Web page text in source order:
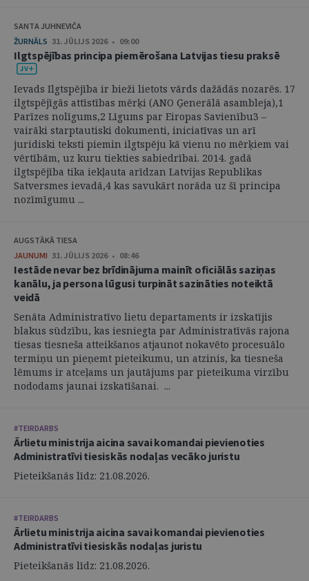
SANTA JUHNEVIČA
ŽURNĀLS 31. JŪLIJS 2026 • 09:00
Ilgtspējības principa piemērošana Latvijas tiesu praksē
Ievads Ilgtspējība ir bieži lietots vārds dažādās nozarēs. 17
ilgtspējīgās attīstības mērķi (ANO Ģenerālā asambleja),1
Parīzes nolīgums,2 Līgums par Eiropas Savienību3 –
vairāki starptautiski dokumenti, iniciatīvas un arī
juridiski teksti piemin ilgtspēju kā vienu no mērķiem vai
vērtībām, uz kuru tiekties sabiedrībai. 2014. gadā
ilgtspējība tika iekļauta arīdzan Latvijas Republikas
Satversmes ievadā,4 kas savukārt norāda uz šī principa
nozīmīgumu ...
AUGSTĀKĀ TIESA
JAUNUMI 31. JŪLIJS 2026 • 08:46
Iestāde nevar bez brīdinājuma mainīt oficiālās saziņas
kanālu, ja persona lūgusi turpināt sazināties noteiktā
veidā
Senāta Administratīvo lietu departaments ir izskatījis
blakus sūdzību, kas iesniegta par Administratīvās rajona
tiesas tiesneša atteikšanos atjaunot nokavēto procesuālo
termiņu un pieņemt pieteikumu, un atzinis, ka tiesneša
lēmums ir atceļams un jautājums par pieteikuma virzību
nododams jaunai izskatīšanai. ...
#TEIRDARBS
Ārlietu ministrija aicina savai komandai pievienoties
Administratīvi tiesiskās nodaļas vecāko juristu
Pieteikšanās līdz: 21.08.2026.
#TEIRDARBS
Ārlietu ministrija aicina savai komandai pievienoties
Administratīvi tiesiskās nodaļas juristu
Pieteikšanās līdz: 21.08.2026.